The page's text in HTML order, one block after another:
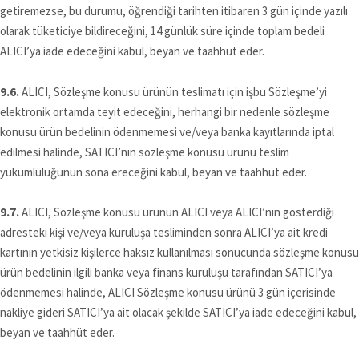
getiremezse, bu durumu, öğrendiği tarihten itibaren 3 gün içinde yazılı
olarak tüketiciye bildireceğini, 14 günlük süre içinde toplam bedeli
ALICI’ya iade edeceğini kabul, beyan ve taahhüt eder.
9.6.ALICI, Sözleşme konusu ürünün teslimatı için işbu Sözleşme’yi
elektronik ortamda teyit edeceğini, herhangi bir nedenle sözleşme
konusu ürün bedelinin ödenmemesi ve/veya banka kayıtlarında iptal
edilmesi halinde, SATICI’nın sözleşme konusu ürünü teslim
yükümlülüğünün sona ereceğini kabul, beyan ve taahhüt eder.
9.7.ALICI, Sözleşme konusu ürünün ALICI veya ALICI’nın gösterdiği
adresteki kişi ve/veya kuruluşa tesliminden sonra ALICI’ya ait kredi
kartının yetkisiz kişilerce haksız kullanılması sonucunda sözleşme konusu
ürün bedelinin ilgili banka veya finans kuruluşu tarafından SATICI’ya
ödenmemesi halinde, ALICI Sözleşme konusu ürünü 3 gün içerisinde
nakliye gideri SATICI’ya ait olacak şekilde SATICI’ya iade edeceğini kabul,
beyan ve taahhüt eder.